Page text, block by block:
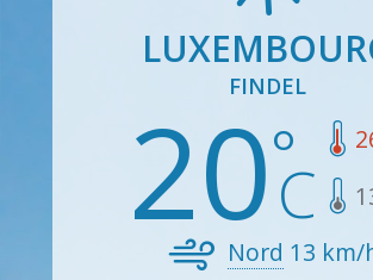
FINDEL
20
Nord 13 km/